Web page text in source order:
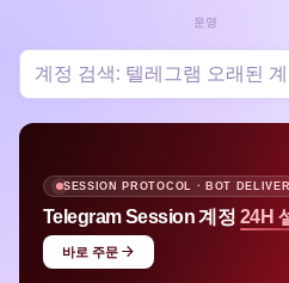
운영
APPLE ID · MULTI-REGION STOCK
Apple ID평균 $1.48 즉시 사용
바로 구매